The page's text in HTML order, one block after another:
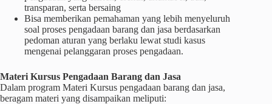
transparan, serta bersaing
Bisa memberikan pemahaman yang lebih menyeluruh
soal proses pengadaan barang dan jasa berdasarkan
pedoman aturan yang berlaku lewat studi kasus
mengenai pelanggaran proses pengadaan.
Materi Kursus Pengadaan Barang dan Jasa
Dalam program Materi Kursus pengadaan barang dan jasa,
beragam materi yang disampaikan meliputi: